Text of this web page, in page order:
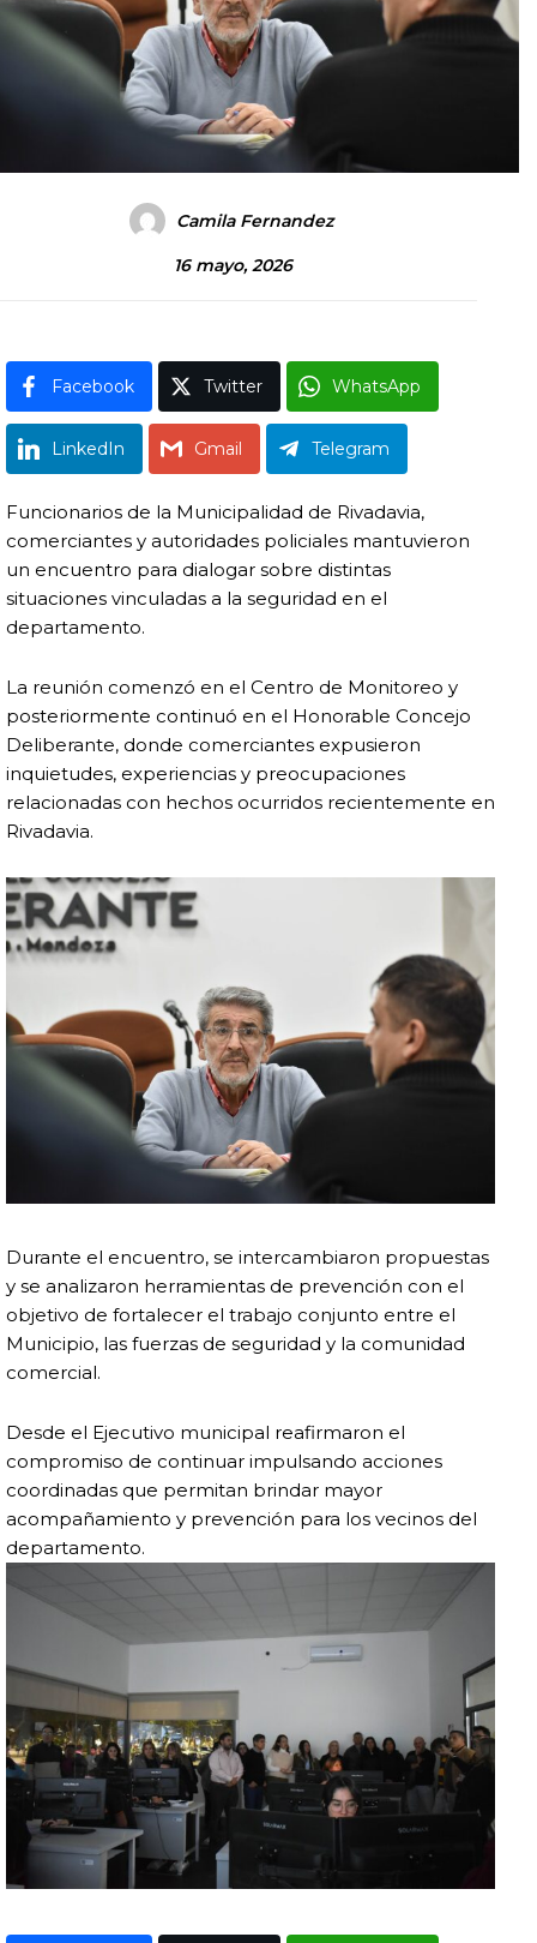
Camila Fernandez
16 mayo, 2026
Facebook Twitter WhatsApp
LinkedIn Gmail Telegram
Funcionarios de la Municipalidad de Rivadavia,
comerciantes y autoridades policiales mantuvieron
un encuentro para dialogar sobre distintas
situaciones vinculadas a la seguridad en el
departamento.
La reunión comenzó en el Centro de Monitoreo y
posteriormente continuó en el Honorable Concejo
Deliberante, donde comerciantes expusieron
inquietudes, experiencias y preocupaciones
relacionadas con hechos ocurridos recientemente en
Rivadavia.
Durante el encuentro, se intercambiaron propuestas
y se analizaron herramientas de prevención con el
objetivo de fortalecer el trabajo conjunto entre el
Municipio, las fuerzas de seguridad y la comunidad
comercial.
Desde el Ejecutivo municipal reafirmaron el
compromiso de continuar impulsando acciones
coordinadas que permitan brindar mayor
acompañamiento y prevención para los vecinos del
departamento.